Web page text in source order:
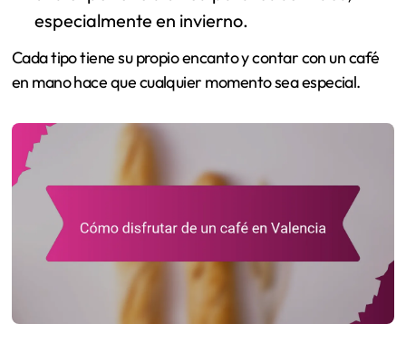
especialmente en invierno.
Cada tipo tiene su propio encanto y contar con un café
en mano hace que cualquier momento sea especial.